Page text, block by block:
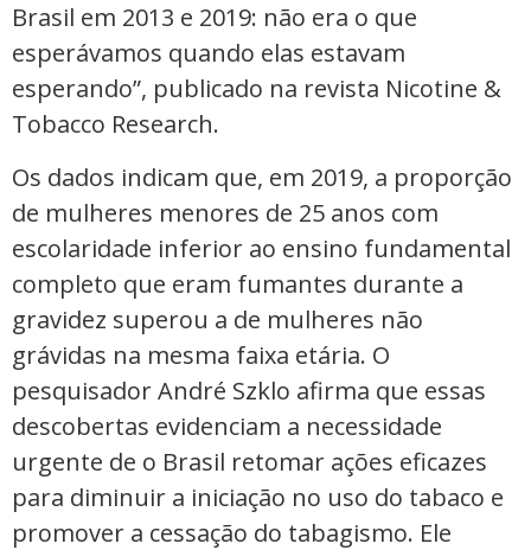
Brasil em 2013 e 2019: não era o que
esperávamos quando elas estavam
esperando”, publicado na revista Nicotine &
Tobacco Research.
Os dados indicam que, em 2019, a proporção
de mulheres menores de 25 anos com
escolaridade inferior ao ensino fundamental
completo que eram fumantes durante a
gravidez superou a de mulheres não
grávidas na mesma faixa etária. O
pesquisador André Szklo afirma que essas
descobertas evidenciam a necessidade
urgente de o Brasil retomar ações eficazes
para diminuir a iniciação no uso do tabaco e
promover a cessação do tabagismo. Ele